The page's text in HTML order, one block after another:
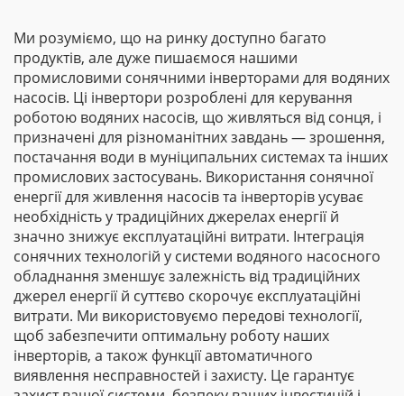
Ми розуміємо, що на ринку доступно багато
продуктів, але дуже пишаємося нашими
промисловими сонячними інверторами для водяних
насосів. Ці інвертори розроблені для керування
роботою водяних насосів, що живляться від сонця, і
призначені для різноманітних завдань — зрошення,
постачання води в муніципальних системах та інших
промислових застосувань. Використання сонячної
енергії для живлення насосів та інверторів усуває
необхідність у традиційних джерелах енергії й
значно знижує експлуатаційні витрати. Інтеграція
сонячних технологій у системи водяного насосного
обладнання зменшує залежність від традиційних
джерел енергії й суттєво скорочує експлуатаційні
витрати. Ми використовуємо передові технології,
щоб забезпечити оптимальну роботу наших
інверторів, а також функції автоматичного
виявлення несправностей і захисту. Це гарантує